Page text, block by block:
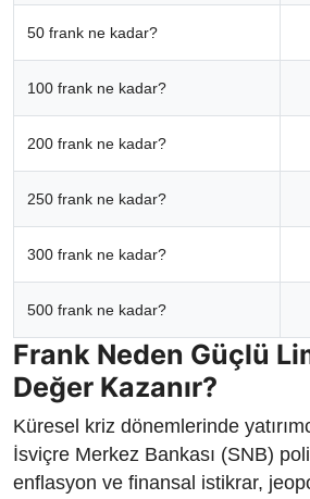
50 frank ne kadar?
100 frank ne kadar?
200 frank ne kadar?
250 frank ne kadar?
300 frank ne kadar?
500 frank ne kadar?
Frank Neden Güçlü
Değer Kazanır?
Küresel kriz dönemlerinde
İsviçre Merkez Bankası (SNB)
enflasyon ve finansal istikrar,